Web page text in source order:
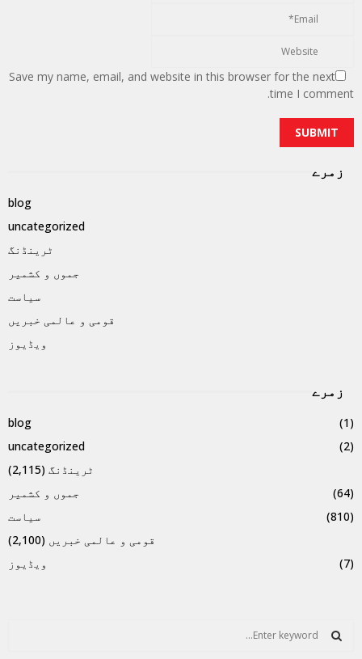
Save my name, email, and website in this browser for the next
time I comment.
زمرے
blog
uncategorized
ٹرینڈنگ
جموں و کشمیر
سیاست
قومی و عالمی خبریں
ویڈیوز
زمرے
blog
(1)
uncategorized
(2)
ٹرینڈنگ (2,115)
جموں و کشمیر
(64)
سیاست
(810)
قومی و عالمی خبریں (2,100)
ویڈیوز
(7)